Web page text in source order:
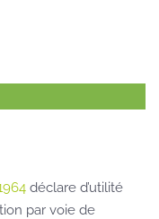
déclare d’utilité
par voie de